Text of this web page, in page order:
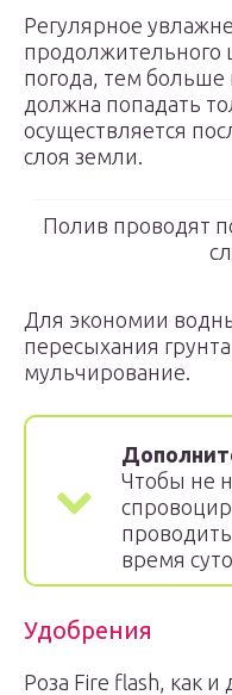
Регулярное
продолжительного
погода, тем больше
должна попадать
осуществляется
слоя земли.
Полив проводят
Для экономии
пересыхания
мульчирование.
Чтобы не
время
Удобрения
Роза Fire flash, как